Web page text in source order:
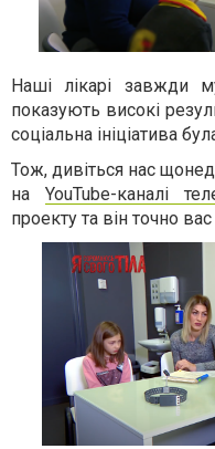
Наші лікарі завжди
показують високі
соціальна ініціатива
Тож, дивіться нас
наYouTube-каналі
проекту та він точно